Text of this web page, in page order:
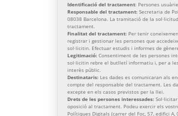
Identificació del tractament: Persones
Responsable del tractament: Secretaria de
08038 Barcelona. La tramitació de la
tractament.
Finalitat del tractament: Per tenir
registrar i gestionar les persones que
sol·licitin. Efectuar estudis i informes de
Legitimació: Consentiment de les persones
sol·licitin rebre el butlletí informatiu i, per a
interès públic.
Destinataris: Les dades es comunicaran als
compte del responsable del tractament. Les
excepte en els casos previstos per la llei.
Drets de les persones interessades:
oposició al tractament. Podeu exercir els
Polítiques Digitals (carrer del Foc, 57, edifici